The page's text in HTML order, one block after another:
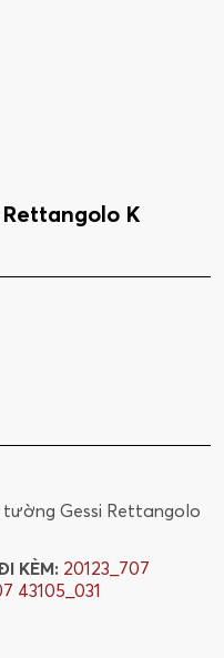
K
Gessi Rettangolo
KÈM: 20123_707
43105_031